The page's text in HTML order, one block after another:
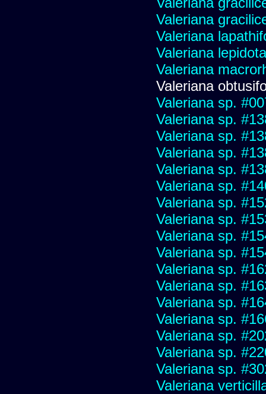
Valeriana
Valeriana
Valeriana lepidota
Valeriana
Valeriana
Valeriana sp.
Valeriana sp.
Valeriana sp.
Valeriana sp.
Valeriana sp.
Valeriana sp.
Valeriana sp.
Valeriana sp.
Valeriana sp.
Valeriana sp.
Valeriana sp.
Valeriana sp.
Valeriana sp.
Valeriana sp.
Valeriana sp.
Valeriana sp.
Valeriana sp.
Valeriana